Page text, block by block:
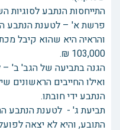
התייחסות הנתבע לסוגיות
פרשת א' – לטענת הנתבע
והראיה היא שהוא קיבל
103,000 ₪.
הגנה בתביעה של הגב' ב' –
ואילו החייבים הראשונים
הנתבע ידי חובתו.
תביעת ג' - לטענת הנתבע
התובע, והיא לא יצאה